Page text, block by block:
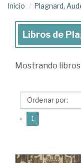
Inicio Plagnard,
Libros
Plagnard,
Libros de
Mostrando
« 1